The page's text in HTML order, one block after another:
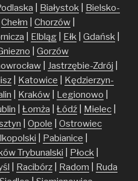
Białystok
Bielsko-
Chełm Chorzów
Elbląg Ełk Gdańsk
Gorzów
Jastrzębie-Zdrój
Katowice
Kędzierzyn-
Kraków Legionowo
Łomża Łódź Mielec
Opole
Ostrowiec
Pabianice
Trybunalski Płock
Racibórz Radom
Ruda